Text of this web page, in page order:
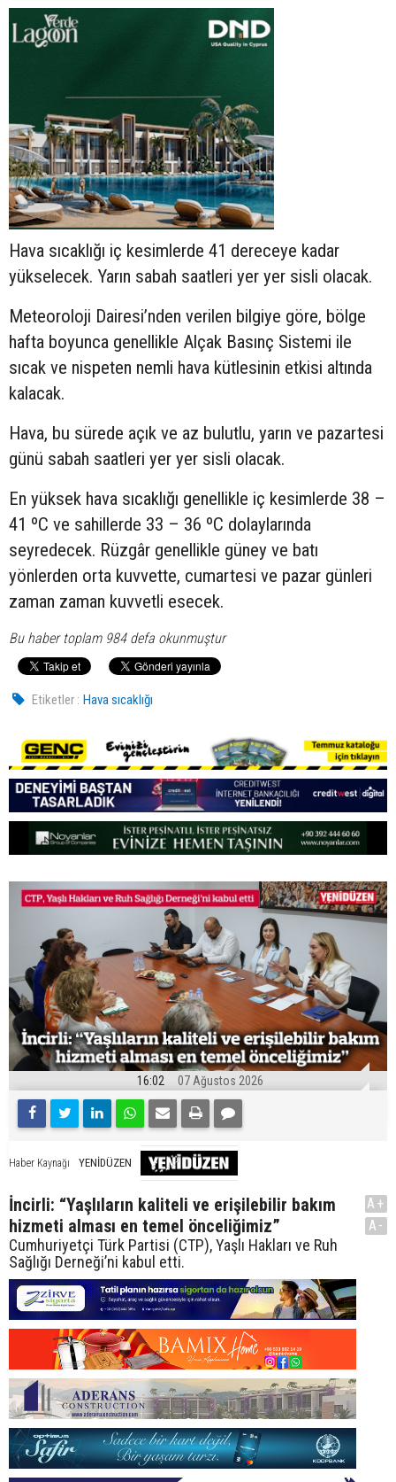
Hava sıcaklığı iç kesimlerde 41 dereceye kadar
yükselecek. Yarın sabah saatleri yer yer sisli olacak.
Meteoroloji Dairesi’nden verilen bilgiye göre, bölge
hafta boyunca genellikle Alçak Basınç Sistemi ile
sıcak ve nispeten nemli hava kütlesinin etkisi altında
kalacak.
Hava, bu sürede açık ve az bulutlu, yarın ve pazartesi
günü sabah saatleri yer yer sisli olacak.
En yüksek hava sıcaklığı genellikle iç kesimlerde 38 –
41 ºC ve sahillerde 33 – 36 ºC dolaylarında
seyredecek. Rüzgâr genellikle güney ve batı
yönlerden orta kuvvette, cumartesi ve pazar günleri
zaman zaman kuvvetli esecek.
Bu haber toplam 984 defa okunmuştur
Etiketler : Hava sıcaklığı
16:02 07 Ağustos 2026
Haber Kaynağı YENİDÜZEN
İncirli: “Yaşlıların kaliteli ve erişilebilir bakım
hizmeti alması en temel önceliğimiz”
Cumhuriyetçi Türk Partisi (CTP), Yaşlı Hakları ve Ruh
Sağlığı Derneği’ni kabul etti.
A+
A-